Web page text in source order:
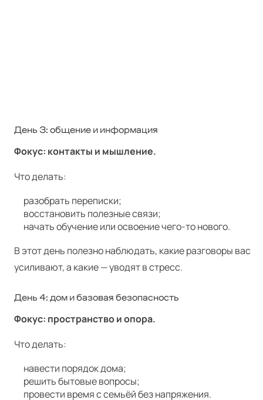
День 3: общение и информация
Фокус: контакты и мышление.
Что делать:
разобрать переписки;
восстановить полезные связи;
начать обучение или освоение чего-то нового.
В этот день полезно наблюдать, какие разговоры вас
усиливают, а какие — уводят в стресс.
День 4: дом и базовая безопасность
Фокус: пространство и опора.
Что делать:
навести порядок дома;
решить бытовые вопросы;
провести время с семьёй без напряжения.